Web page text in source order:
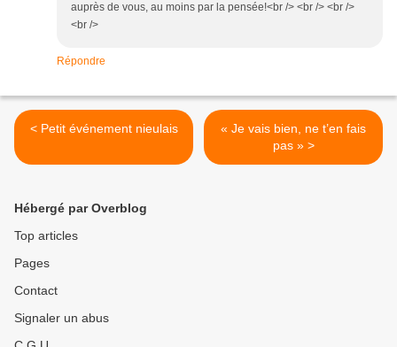
auprès de vous, au moins par la pensée!<br /> <br /> <br />
<br />
Répondre
< Petit événement nieulais
« Je vais bien, ne t’en fais
pas » >
Hébergé par Overblog
Top articles
Pages
Contact
Signaler un abus